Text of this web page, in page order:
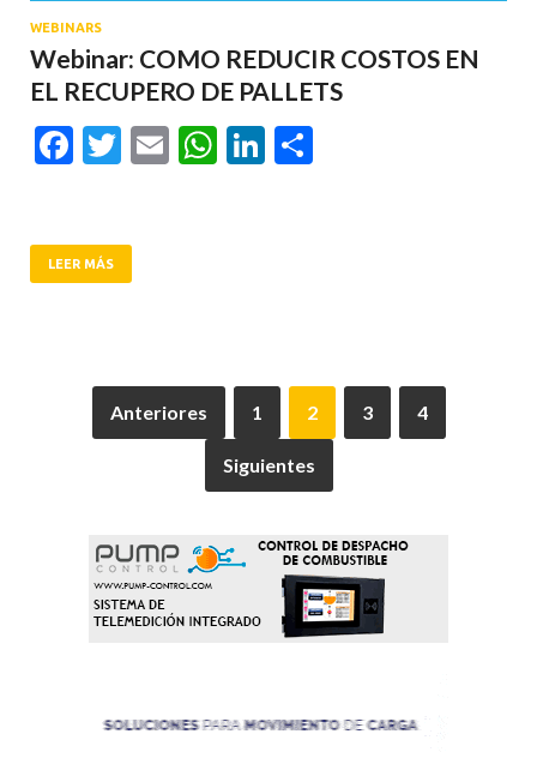
WEBINARS
Webinar: COMO REDUCIR COSTOS EN
EL RECUPERO DE PALLETS
Facebook
Twitter
EmailWhatsApp
LinkedIn
LEER MÁS
Anteriores 1 2 3 4
Siguientes